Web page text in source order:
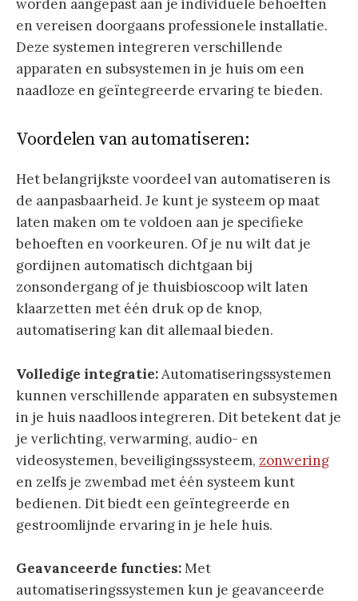
worden aangepast aan je individuele behoeften
en vereisen doorgaans professionele installatie.
Deze systemen integreren verschillende
apparaten en subsystemen in je huis om een
naadloze en geïntegreerde ervaring te bieden.
Voordelen van automatiseren:
Het belangrijkste voordeel van automatiseren is
de aanpasbaarheid. Je kunt je systeem op maat
laten maken om te voldoen aan je specifieke
behoeften en voorkeuren. Of je nu wilt dat je
gordijnen automatisch dichtgaan bij
zonsondergang of je thuisbioscoop wilt laten
klaarzetten met één druk op de knop,
automatisering kan dit allemaal bieden.
Volledige integratie:Automatiseringssystemen
kunnen verschillende apparaten en subsystemen
in je huis naadloos integreren. Dit betekent dat je
je verlichting, verwarming, audio- en
videosystemen, beveiligingssysteem, zonwering
en zelfs je zwembad met één systeem kunt
bedienen. Dit biedt een geïntegreerde en
gestroomlijnde ervaring in je hele huis.
Geavanceerde functies:Met
automatiseringssystemen kun je geavanceerde